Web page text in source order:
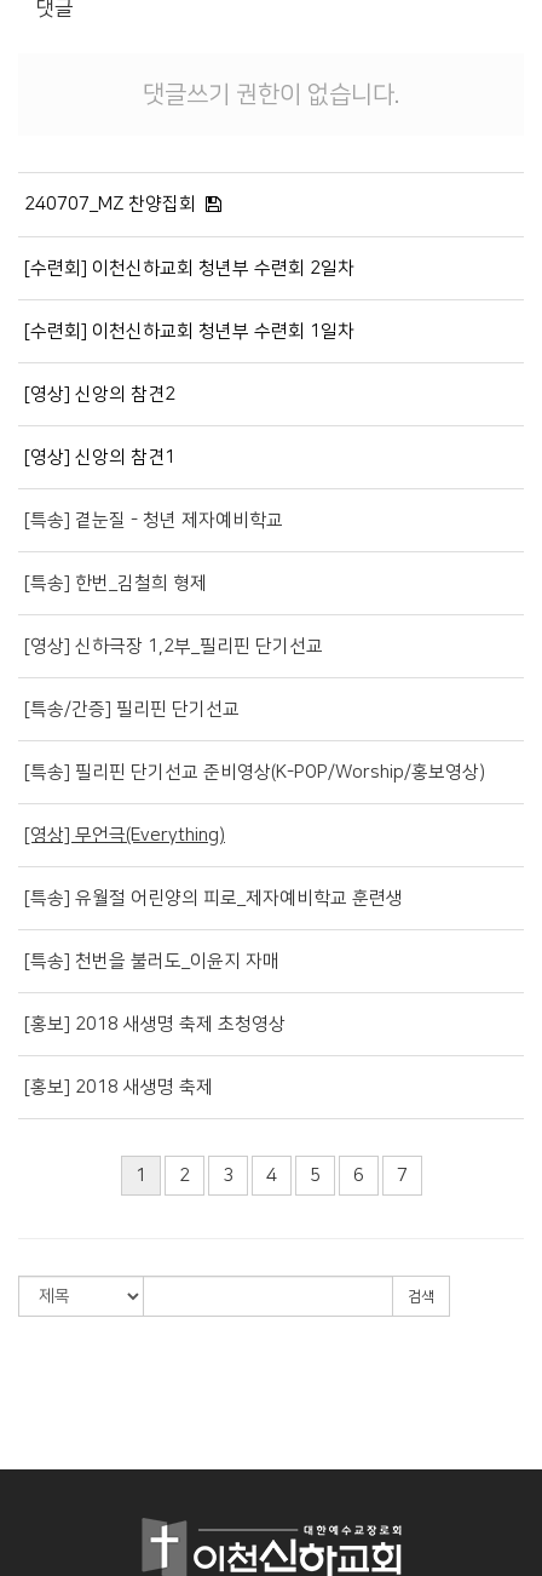
댓글
댓글쓰기 권한이 없습니다.
240707_MZ 찬양집회
[수련회] 이천신하교회 청년부 수련회 2일차
[수련회] 이천신하교회 청년부 수련회 1일차
[영상] 신앙의 참견2
[영상] 신앙의 참견1
[특송] 곁눈질 - 청년 제자예비학교
[특송] 한번_김철희 형제
[영상] 신하극장 1,2부_필리핀 단기선교
[특송/간증] 필리핀 단기선교
[특송] 필리핀 단기선교 준비영상(K-POP/Worship/홍보영상)
[영상] 무언극(Everything)
[특송] 유월절 어린양의 피로_제자예비학교 훈련생
[특송] 천번을 불러도_이윤지 자매
[홍보] 2018 새생명 축제 초청영상
[홍보] 2018 새생명 축제
1 2 3 4 5 6 7
검색